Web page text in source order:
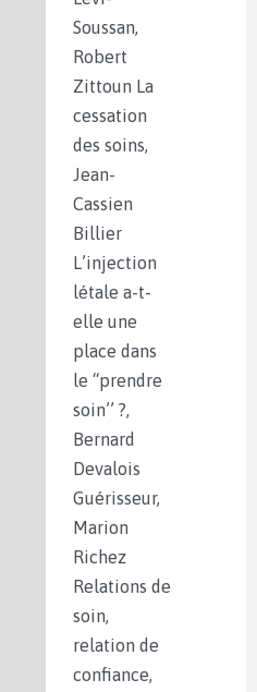
Soussan,
Robert
Zittoun La
cessation
des soins,
Jean-
Cassien
Billier
L’injection
létale a-t-
elle une
place dans
le ‘‘prendre
soin’’ ?,
Bernard
Devalois
Guérisseur,
Marion
Richez
Relations de
soin,
relation de
confiance,